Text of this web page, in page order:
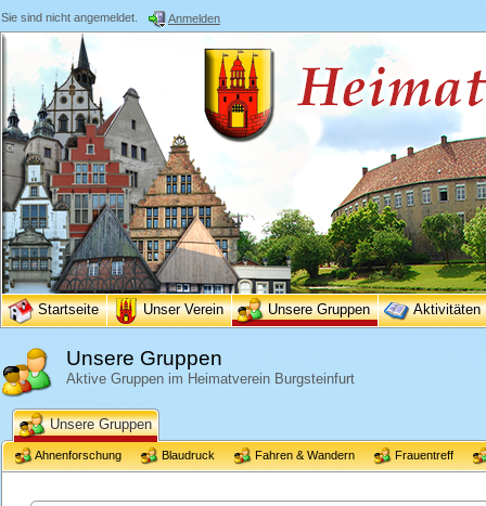
Sie sind nicht angemeldet. Anmelden
Startseite Unser Verein Unsere Gruppen Aktivitäten
Unsere Gruppen
Aktive Gruppen im Heimatverein Burgsteinfurt
Unsere Gruppen
Ahnenforschung Blaudruck Fahren & Wandern Frauentreff